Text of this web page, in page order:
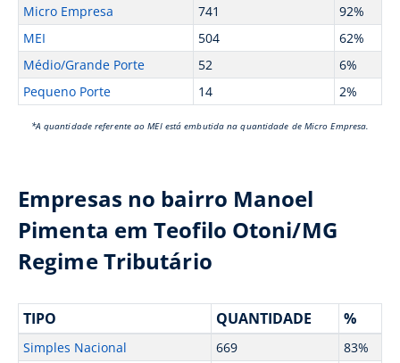
Micro Empresa 741
92%
MEI
504
62%
Médio/Grande Porte
52
6%
Pequeno Porte
14 2%
*A quantidade referente ao MEI está embutida na quantidade de Micro Empresa.
Empresas no bairro Manoel
Pimenta em Teofilo Otoni/MG
Regime Tributário
TIPO QUANTIDADE %
Simples Nacional 669
83%